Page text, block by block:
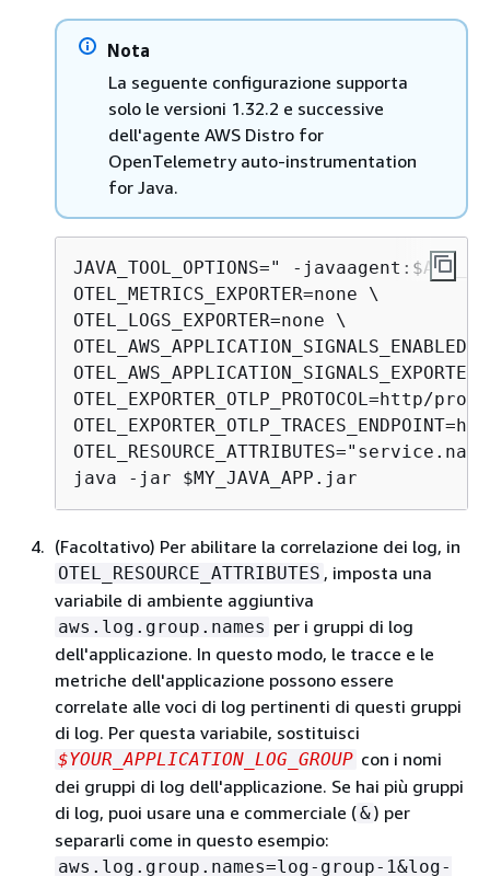
Nota
La seguente configurazione supporta
solo le versioni 1.32.2 e successive
dell'agente AWS Distro for
OpenTelemetry auto-instrumentation
for Java.
JAVA_TOOL_OPTIONS=" -
OTEL_METRICS_EXPORTER=none \
OTEL_LOGS_EXPORTER=none \
OTEL_EXPORTER_OTLP_PROTOCOL=http/
java -jar $MY_JAVA_APP.jar
(Facoltativo) Per abilitare la correlazione dei log, in
OTEL_RESOURCE_ATTRIBUTES , imposta una
variabile di ambiente aggiuntiva
aws.log.group.names per i gruppi di log
dell'applicazione. In questo modo, le tracce e le
metriche dell'applicazione possono essere
correlate alle voci di log pertinenti di questi gruppi
di log. Per questa variabile, sostituisci
$YOUR_APPLICATION_LOG_GROUP con i nomi
dei gruppi di log dell'applicazione. Se hai più gruppi
di log, puoi usare una e commerciale (&) per
separarli come in questo esempio:
aws.log.group.names=log-group-1&log-